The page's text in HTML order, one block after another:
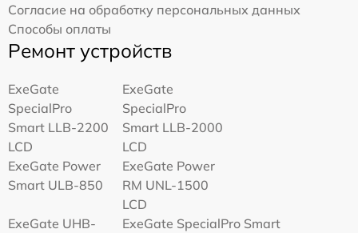
Согласие на обработку персональных данных
Способы оплаты
Ремонт устройств
ExeGate
SpecialPro
Smart LLB-2200
LCD
ExeGate
SpecialPro
Smart LLB-2000
LCD
ExeGate Power
Smart ULB-850
ExeGate Power
RM UNL-1500
LCD
ExeGate UHB-
ExeGate SpecialPro Smart